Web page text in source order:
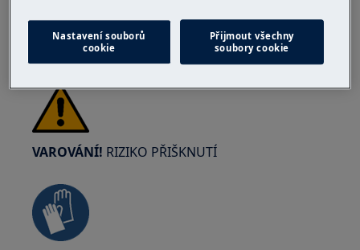
Při provádění údržby nebo oprav práce
zahrnující pružiny noste ochranné brýle.
VAROVÁNÍ! RIZIKO PŘIŠKNUTÍ
Nastavení souborů
cookie
Přijmout všechny
soubory cookie